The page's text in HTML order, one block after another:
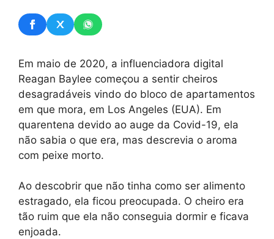
Em maio de 2020, a influenciadora digital
Reagan Baylee começou a sentir cheiros
desagradáveis vindo do bloco de apartamentos
em que mora, em Los Angeles (EUA). Em
quarentena devido ao auge da Covid-19, ela
não sabia o que era, mas descrevia o aroma
com peixe morto.
Ao descobrir que não tinha como ser alimento
estragado, ela ficou preocupada. O cheiro era
tão ruim que ela não conseguia dormir e ficava
enjoada.